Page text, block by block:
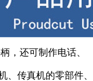
，还可制作电话、
、传真机的零部件、